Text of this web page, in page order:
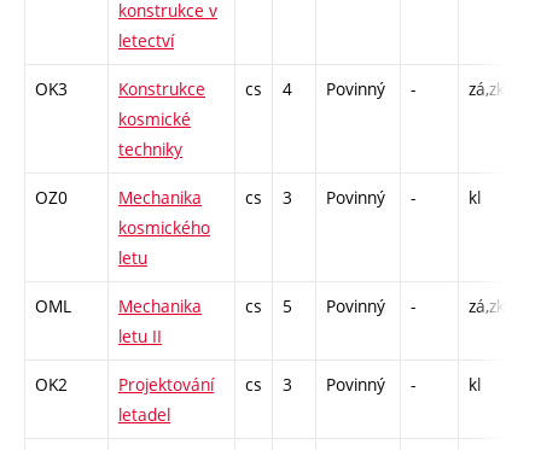
konstrukce v
letectví
OK3
Konstrukce
kosmické
techniky
cs 4 Povinný - zá,zk
OZ0
Mechanika
kosmického
letu
cs 3 Povinný - kl
OML
Mechanika
letu II
cs 5 Povinný - zá,zk
OK2
Projektování
letadel
cs 3 Povinný - kl